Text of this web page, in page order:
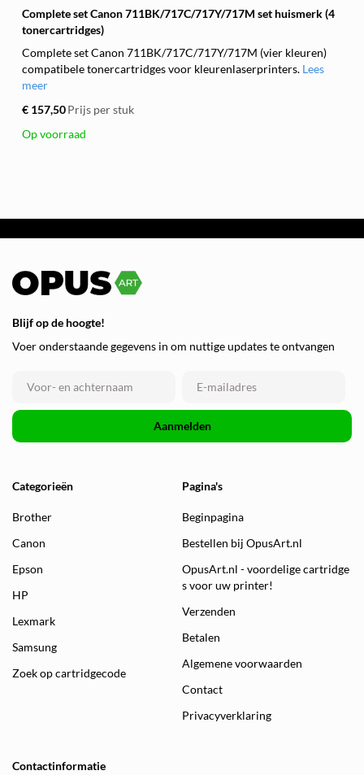
Complete set Canon 711BK/717C/717Y/717M set huismerk (4
tonercartridges)
Complete set Canon 711BK/717C/717Y/717M (vier kleuren)
compatibele tonercartridges voor kleurenlaserprinters. Lees
meer
€ 157,50Prijs per stuk
Op voorraad
Blijf op de hoogte!
Voer onderstaande gegevens in om nuttige updates te ontvangen
Aanmelden
Categorieën
Brother
Canon
Epson
HP
Lexmark
Samsung
Zoek op cartridgecode
Pagina's
Beginpagina
Bestellen bij OpusArt.nl
OpusArt.nl - voordelige cartridge
s voor uw printer!
Verzenden
Betalen
Algemene voorwaarden
Contact
Privacyverklaring
Contactinformatie